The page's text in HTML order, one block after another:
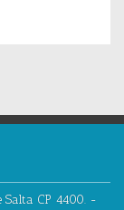
Salta CP 4400. -